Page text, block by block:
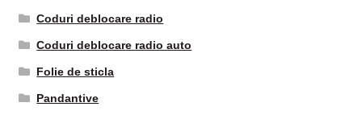
Coduri deblocare radio
Coduri deblocare radio auto
Folie de sticla
Pandantive